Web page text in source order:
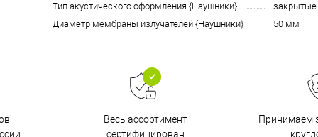
Тип акустического оформления {Наушники}
закрытые
Диаметр мембраны излучателей {Наушники}
50 мм
Весь ассортимент
сертифицирован
Принимаем